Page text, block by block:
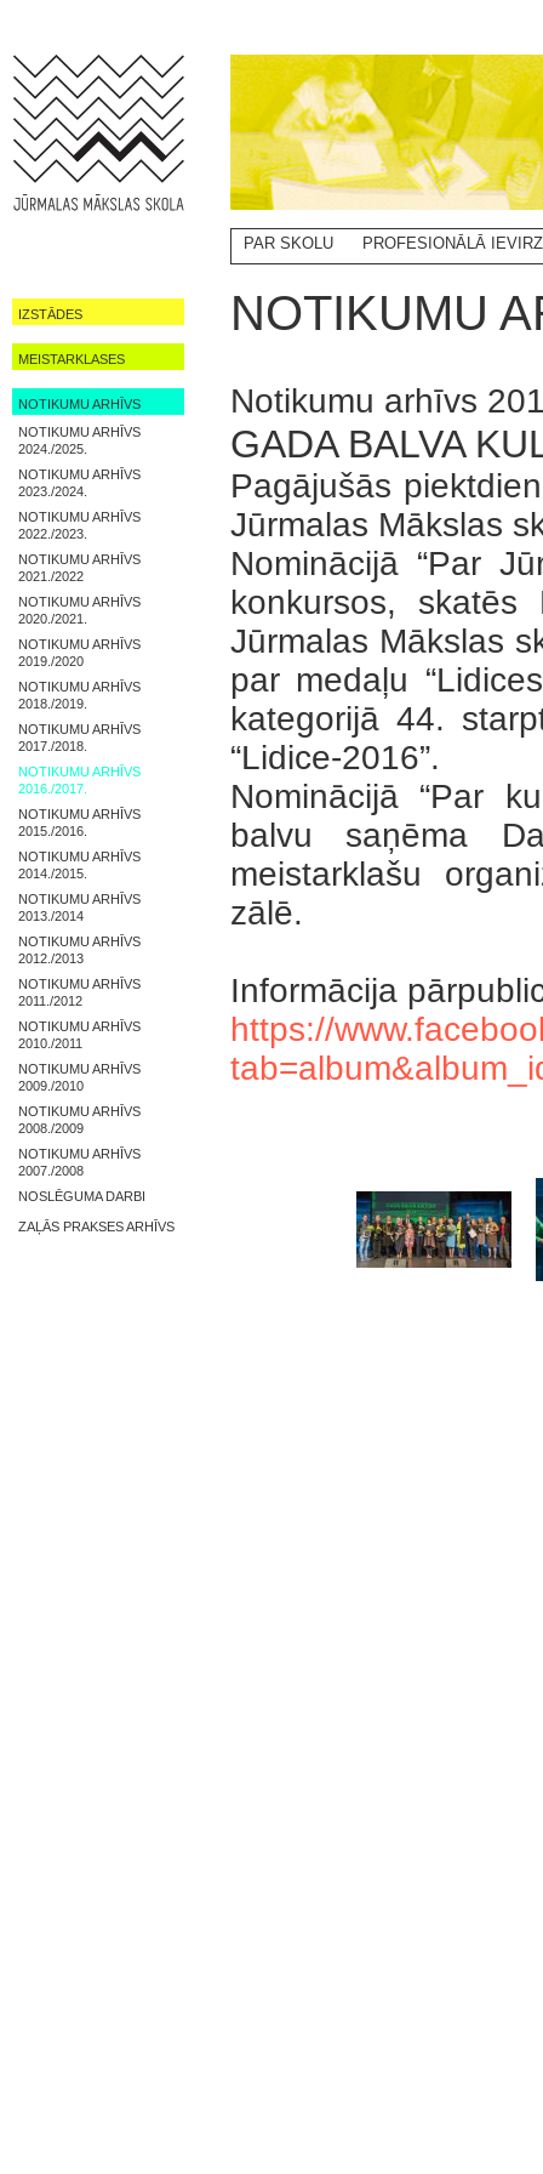
IZSTĀDES
MEISTARKLASES
NOTIKUMU ARHĪVS
NOTIKUMU ARHĪVS
2024./2025.
NOTIKUMU ARHĪVS
2023./2024.
NOTIKUMU ARHĪVS
2022./2023.
NOTIKUMU ARHĪVS
2021./2022
NOTIKUMU ARHĪVS
2020./2021.
NOTIKUMU ARHĪVS
2019./2020
NOTIKUMU ARHĪVS
2018./2019.
NOTIKUMU ARHĪVS
2017./2018.
NOTIKUMU ARHĪVS
2016./2017.
NOTIKUMU ARHĪVS
2015./2016.
NOTIKUMU ARHĪVS
2014./2015.
NOTIKUMU ARHĪVS
2013./2014
NOTIKUMU ARHĪVS
2012./2013
NOTIKUMU ARHĪVS
2011./2012
NOTIKUMU ARHĪVS
2010./2011
NOTIKUMU ARHĪVS
2009./2010
NOTIKUMU ARHĪVS
2008./2009
NOTIKUMU ARHĪVS
2007./2008
NOSLĒGUMA DARBI
ZAĻĀS PRAKSES ARHĪVS
PAR SKOLU
PROFESIONĀLĀ
NOTIKUMU
Notikumu arhīvs
GADA BALVA
Pagājušās
Jūrmalas Mākslas
Nominācijā “Par
konkursos,
Jūrmalas Mākslas
par medaļu
kategorijā 44.
“Lidice-2016”.
Nominācijā “Par
balvu saņēma
meistarklašu
zālē.
Informācija
https://